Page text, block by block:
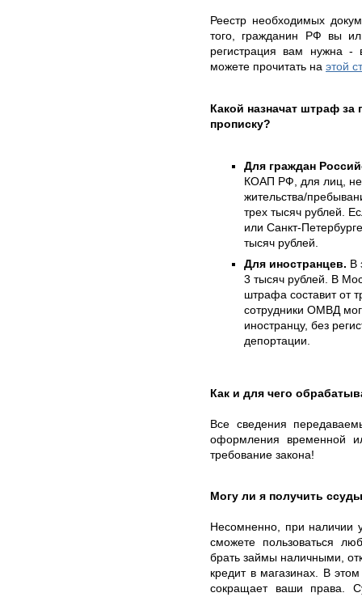
Реестр необходимых
того, гражданин РФ вы
регистрация вам нужна -
можете прочитать на этой
Какой назначат штраф
прописку?
Для граждан
КОАП РФ, для лиц, не
жительства/
трех тысяч рублей.
или Санкт-
тысяч рублей.
Для иностранцев. В
3 тысяч рублей. В
штрафа составит от
сотрудники ОМВД
иностранцу, без
депортации.
Как и для чего
Все сведения
оформления временной
требование закона!
Могу ли я получить
Несомненно, при наличии
сможете пользоваться
брать займы наличными,
кредит в магазинах. В
сокращает ваши права.